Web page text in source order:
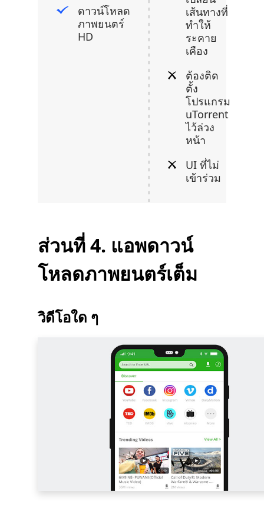
ดาวน์โหลด
ภาพยนตร์
HD
เส้นทางที่
ทำให้
ระคาย
เคือง
ต้องติด
ตั้ง
โปรแกรม
uTorrent
ไว้ล่วง
หน้า
UI ที่ไม่
เข้าร่วม
ส่วนที่ 4. แอพดาวน์
โหลดภาพยนตร์เต็ม
วิดีโอใด ๆ